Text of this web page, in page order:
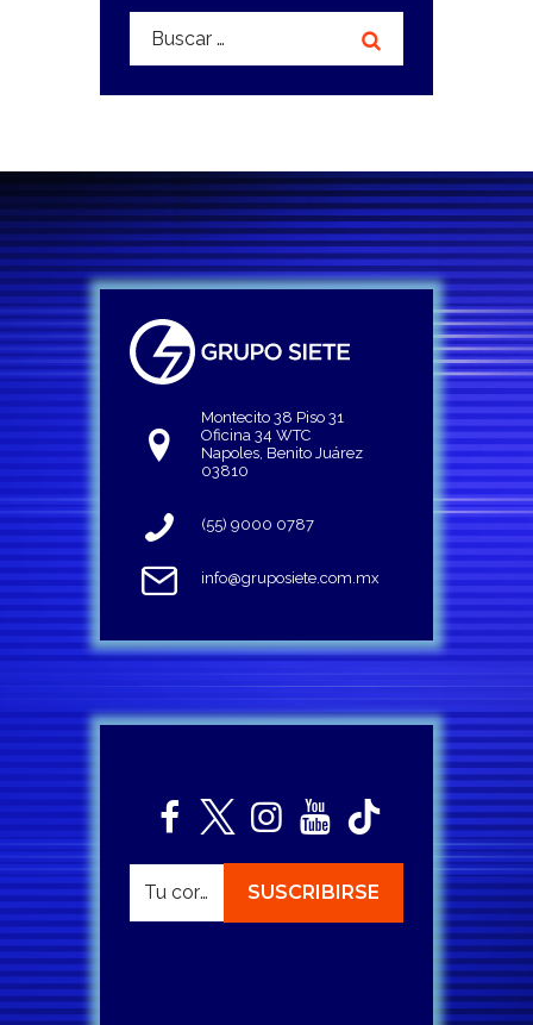
Buscar:
Montecito 38 Piso 31
Oficina 34 WTC
Napoles, Benito Juárez
03810
(55) 9000 0787
info@gruposiete.com.mx